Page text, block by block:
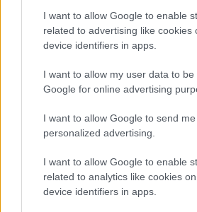
I want to allow Google to enable
related to advertising like cookies
device identifiers in apps.
I want to allow my user data to be
Google for online advertising
I want to allow Google to send me
personalized advertising.
I want to allow Google to enable
related to analytics like cookies
device identifiers in apps.
Το 5ο Τουρνουά 3on3 στην Ακράτα
Καραμέρος ΦΩΤΟ